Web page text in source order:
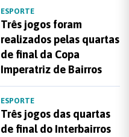
ESPORTE
Três jogos foram
realizados pelas quartas
de final da Copa
Imperatriz de Bairros
ESPORTE
Três jogos das quartas
de final do Interbairros